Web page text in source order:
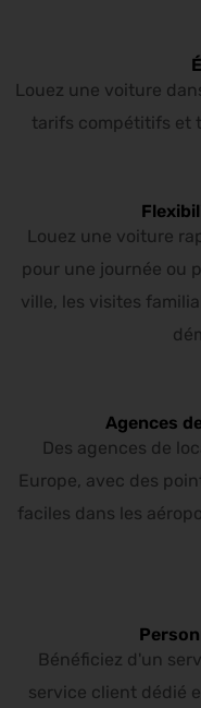
Louez une voiture
tarifs compétitifs et
Louez une voiture
pour une journée ou
ville, les visites
Agences
Des agences de
Europe, avec des
faciles dans les
Bénéficiez d'un
service client dédié